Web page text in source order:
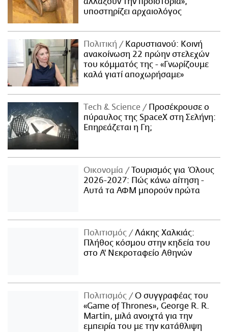
υποστηρίζει αρχαιολόγος
Πολιτική
Καρυστιανού: Κοινή
ανακοίνωση 22 πρώην στελεχών
του κόμματός της - «Γνωρίζουμε
καλά γιατί αποχωρήσαμε»
Τech & Science
Προσέκρουσε ο
πύραυλος της SpaceX στη Σελήνη:
Επηρεάζεται η Γη;
Οικονομία
Τουρισμός για Όλους
2026-2027: Πώς κάνω αίτηση -
Αυτά τα ΑΦΜ μπορούν πρώτα
Πολιτισμός
Λάκης Χαλκιάς:
Πλήθος κόσμου στην κηδεία του
στο Α' Νεκροταφείο Αθηνών
Πολιτισμός
Ο συγγραφέας του
«Game of Thrones», George R. R.
Martin, μιλά ανοιχτά για την
εμπειρία του με την κατάθλιψη